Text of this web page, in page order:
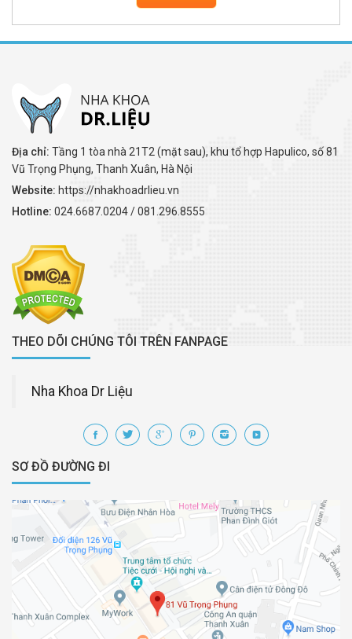
Địa chỉ: Tầng 1 tòa nhà 21T2 (mặt sau), khu tổ hợp Hapulico, số 81
Vũ Trọng Phụng, Thanh Xuân, Hà Nội
Website: https://nhakhoadrlieu.vn
Hotline: 024.6687.0204 / 081.296.8555
THEO DÕI CHÚNG TÔI TRÊN FANPAGE
Nha Khoa Dr Liệu
SƠ ĐỒ ĐƯỜNG ĐI